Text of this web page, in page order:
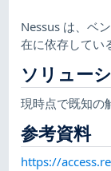
Nessus は、ベ
在に依存してい
ソリュー
現時点で既知の
参考資料
https://